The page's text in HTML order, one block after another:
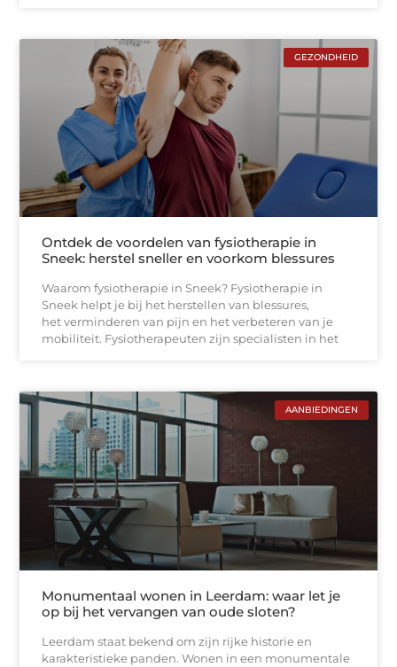
GEZONDHEID
Ontdek de voordelen van fysiotherapie in
Sneek: herstel sneller en voorkom blessures
Waarom fysiotherapie in Sneek? Fysiotherapie in
Sneek helpt je bij het herstellen van blessures,
het verminderen van pijn en het verbeteren van je
mobiliteit. Fysiotherapeuten zijn specialisten in het
AANBIEDINGEN
Monumentaal wonen in Leerdam: waar let je
op bij het vervangen van oude sloten?
Leerdam staat bekend om zijn rijke historie en
karakteristieke panden. Wonen in een monumentale